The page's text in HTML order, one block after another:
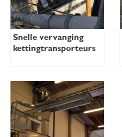
Snelle vervanging
kettingtransporteurs